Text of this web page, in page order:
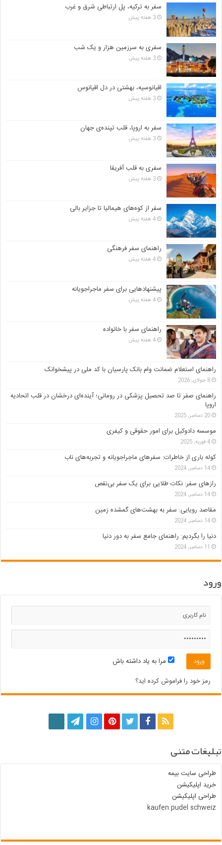
سفر به ترکیه، پل ارتباطی شرق و غرب
3 هفته پیش
سفری به سرزمین هزار و یک شب
3 هفته پیش
اقیانوسیه، بهشتی در دل اقیانوس
3 هفته پیش
سفر به اروپا، قلب تپنده‌ی جهان
3 هفته پیش
سفری به قلب آفریقا
3 هفته پیش
سفر از کوه‌های هیمالیا تا جزایر بالی
4 هفته پیش
راهنمای سفر فرهنگی
4 هفته پیش
پیشنهادهایی برای سفر ماجراجویانه
4 هفته پیش
راهنمای سفر با خانواده
4 هفته پیش
راهنمای استعلام ضمانت وام بانک پارسیان با کد ملی در پیشخوانک
8 جولای, 2026
راهنمای صفر تا صد تحصیل پزشکی در رومانی؛ آینده‌ای درخشان در قلب اتحادیه
اروپا
20 دسامبر, 2025
موسسه دادوکیل برای امور حقوقی و کیفری
4 فوریه, 2025
کوله باری از خاطرات: سفرهای ماجراجویانه و تجربه‌های ناب
14 دسامبر, 2024
رازهای سفر: نکات طلایی برای یک سفر بی‌نقص
14 دسامبر, 2024
مقاصد رویایی: سفر به بهشت‌های گمشده زمین
14 دسامبر, 2024
دنیا را بگردیم: راهنمای جامع سفر به دور دنیا
11 دسامبر, 2024
ورود
مرا به یاد داشته باش
رمز خود را فراموش کرده اید؟
تبلیغات متنی
طراحی سایت بیمه
خرید اپلیکیشن
طراحی اپلیکیشن
kaufen pudel schweiz